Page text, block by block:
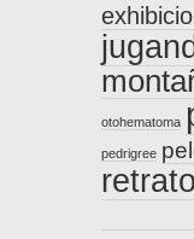
otohematoma
pedrigree
retrato